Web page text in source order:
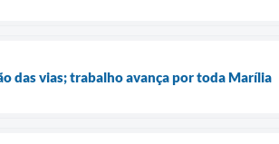
das vias; trabalho avança por toda Marília